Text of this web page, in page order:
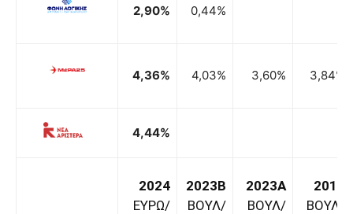
2,90% 0,44%
4,36% 4,03% 3,60% 3,84%
4,44%
2024
ΕΥΡΩ/
2023B
ΒΟΥΛ/
2023A
ΒΟΥΛ/
2019
ΒΟΥΛ/